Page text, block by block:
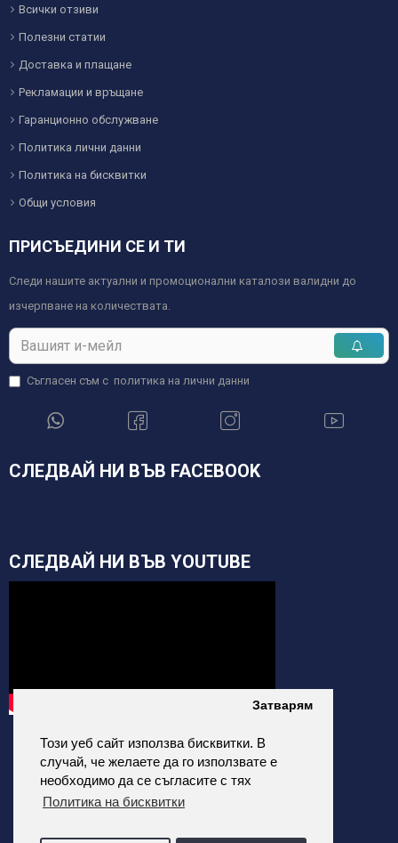
Този уеб сайт използва бисквитки. В
случай, че желаете да го използвате е
необходимо да се съгласите с тях
Политика на бисквитки
Затварям
Всички отзиви
Полезни статии
Доставка и плащане
Рекламации и връщане
Гаранционно обслужване
Политика лични данни
Политика на бисквитки
Общи условия
ПРИСЪЕДИНИ СЕ И ТИ
Следи нашите актуални и промоционални каталози валидни до
изчерпване на количествата.
Съгласен съм с политика на лични данни
СЛЕДВАЙ НИ ВЪВ FACEBOOK
СЛЕДВАЙ НИ ВЪВ YOUTUBE